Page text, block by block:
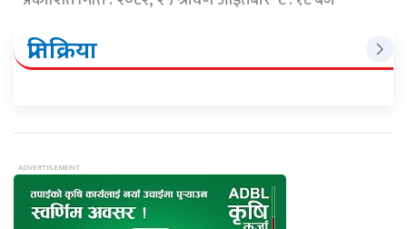
प्रतिक्रिया